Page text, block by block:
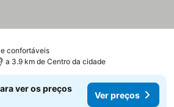
confortáveisVer preços
a 3.9 km de Centro da cidade
ver os preços
Ver preços